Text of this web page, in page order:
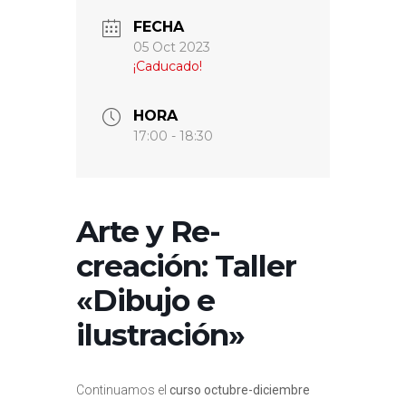
FECHA
05 Oct 2023
¡Caducado!
HORA
17:00 - 18:30
Arte y Re-
creación: Taller
«Dibujo e
ilustración»
Continuamos el curso octubre-diciembre